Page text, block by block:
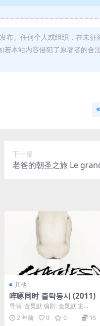
布。任何个人或组织，在未
本站内容侵犯了原著者的合
下一篇
老爸的朝圣之旅 Le
其他
啐啄同时 줄탁동시 (2011)
导演: 金炅默 编剧: 金炅默 主
演: 李袙郁 / 严贤俊 / 金玺碧 / 林
炯...2 年前 0 0 15